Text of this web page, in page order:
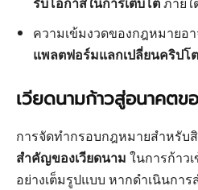
ความเข้มงวดของกฎหมายอ
แพลตฟอร์มแลกเปลี่ยนคริปโ
เวียดนามก้าวสู่อนาคต
การจัดทำกรอบกฎหมายสำหรับ
สำคัญของเวียดนาม ในการก้าว
อย่างเต็มรูปแบบ หากดำเนินการ